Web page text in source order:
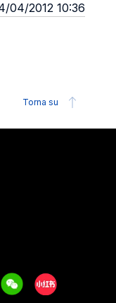
04/2012 10:36
Torna su
WeechatXiaohongshu/